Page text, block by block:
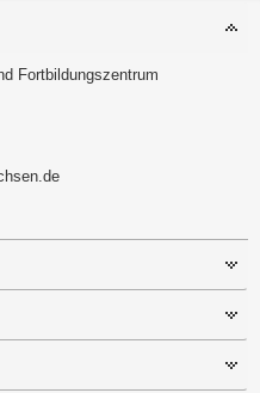
Fortbildungszentrum